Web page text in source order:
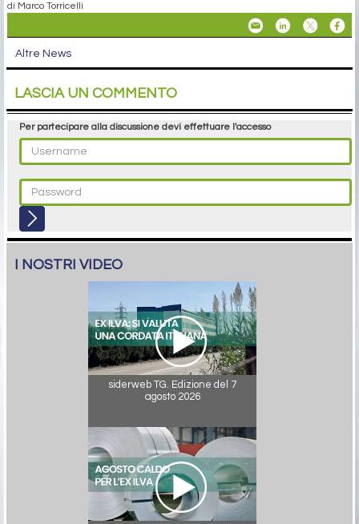
di Marco Torricelli
Altre News
LASCIA UN COMMENTO
Per partecipare alla discussione devi effettuare l'accesso
I NOSTRI VIDEO
siderweb TG. Edizione del 7
agosto 2026